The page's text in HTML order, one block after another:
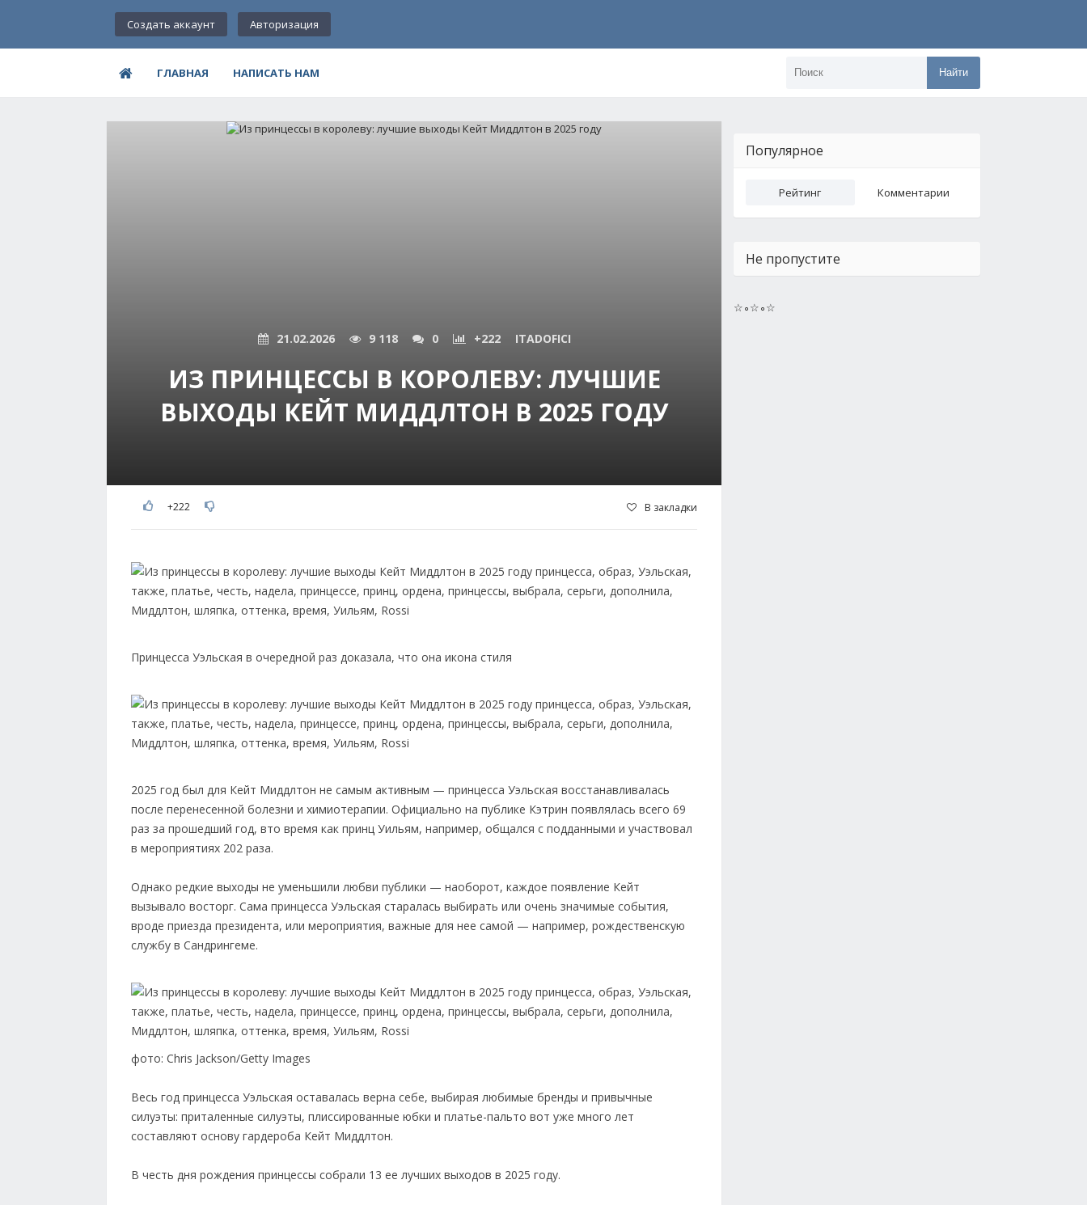
Создать аккаунт Авторизация
ГЛАВНАЯ НАПИСАТЬ НАМ Найти
21.02.2026 9 118 0 +222 ITADOFICI
ИЗ ПРИНЦЕССЫ В КОРОЛЕВУ: ЛУЧШИЕ
ВЫХОДЫ КЕЙТ МИДДЛТОН В 2025 ГОДУ
+222 В закладки
Принцесса Уэльская в очередной раз доказала, что она икона стиля
2025 год был для Кейт Миддлтон не самым активным — принцесса Уэльская восстанавливалась
после перенесенной болезни и химиотерапии. Официально на публике Кэтрин появлялась всего 69
раз за прошедший год, вто время как принц Уильям, например, общался с подданными и участвовал
в мероприятиях 202 раза.
Однако редкие выходы не уменьшили любви публики — наоборот, каждое появление Кейт
вызывало восторг. Сама принцесса Уэльская старалась выбирать или очень значимые события,
вроде приезда президента, или мероприятия, важные для нее самой — например, рождественскую
службу в Сандрингеме.
фото: Chris Jackson/Getty Images
Весь год принцесса Уэльская оставалась верна себе, выбирая любимые бренды и привычные
силуэты: приталенные силуэты, плиссированные юбки и платье-пальто вот уже много лет
составляют основу гардероба Кейт Миддлтон.
В честь дня рождения принцессы собрали 13 ее лучших выходов в 2025 году.
Популярное
Рейтинг Комментарии
Не пропустите
☆∘☆∘☆